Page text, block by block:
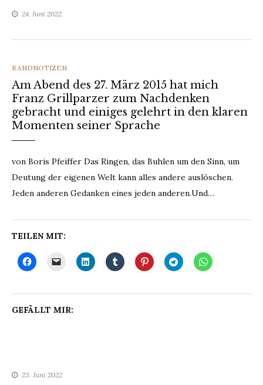
24. Juni 2022
CATEGORIES
RANDNOTIZEN
Am Abend des 27. März 2015 hat mich
Franz Grillparzer zum Nachdenken
gebracht und einiges gelehrt in den klaren
Momenten seiner Sprache
von Boris Pfeiffer Das Ringen, das Buhlen um den Sinn, um
Deutung der eigenen Welt kann alles andere auslöschen.
Jeden anderen Gedanken eines jeden anderen.Und…
TEILEN MIT:
GEFÄLLT MIR:
23. Juni 2022